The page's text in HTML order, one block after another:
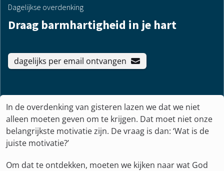
Dagelijkse overdenking
Draag barmhartigheid in je hart
dagelijks per email ontvangen
In de overdenking van gisteren lazen we dat we niet
alleen moeten geven om te krijgen. Dat moet niet onze
belangrijkste motivatie zijn. De vraag is dan: ‘Wat is de
juiste motivatie?’
Om dat te ontdekken, moeten we kijken naar wat God